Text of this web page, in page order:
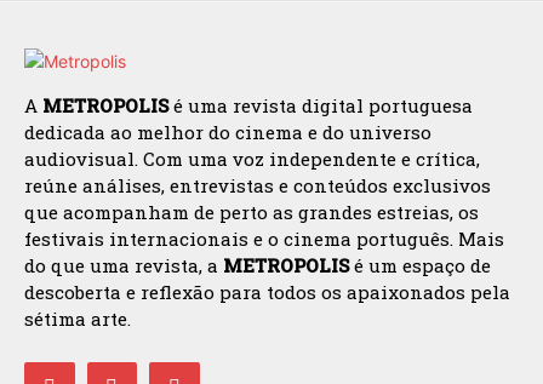
A METROPOLISé uma revista digital portuguesa
dedicada ao melhor do cinema e do universo
audiovisual. Com uma voz independente e crítica,
reúne análises, entrevistas e conteúdos exclusivos
que acompanham de perto as grandes estreias, os
festivais internacionais e o cinema português. Mais
do que uma revista, a METROPOLISé um espaço de
descoberta e reflexão para todos os apaixonados pela
sétima arte.